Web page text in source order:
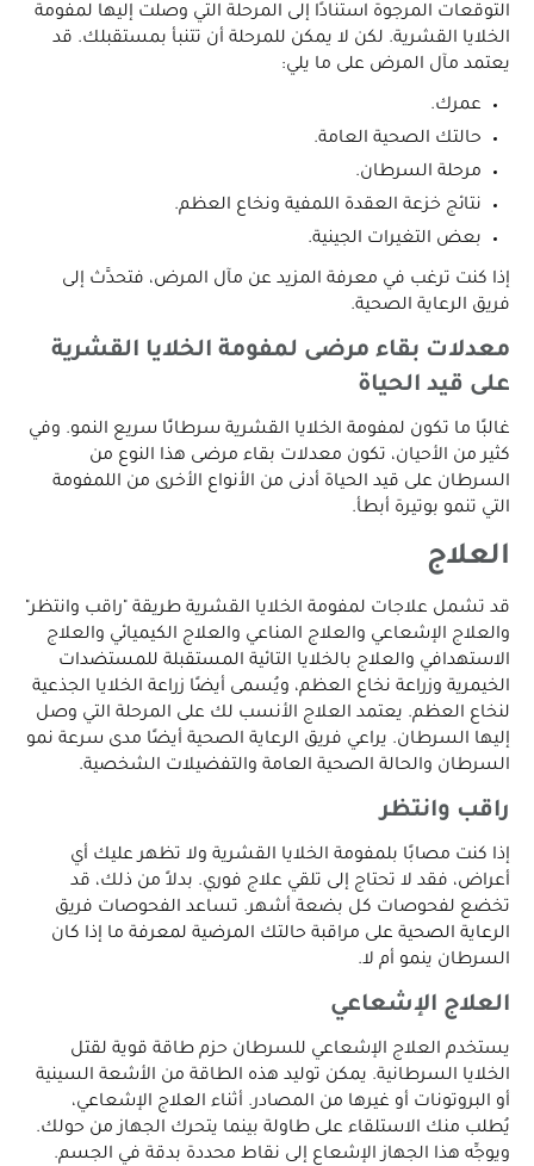
التوقعات المرجوة استنادًا إلى المرحلة التي وصلت إليها لمفومة
الخلايا القشرية. لكن لا يمكن للمرحلة أن تتنبأ بمستقبلك. قد
يعتمد مآل المرض على ما يلي:
عمرك.
حالتك الصحية العامة.
مرحلة السرطان.
نتائج خزعة العقدة اللمفية ونخاع العظم.
بعض التغيرات الجينية.
إذا كنت ترغب في معرفة المزيد عن مآل المرض، فتحدَّث إلى
فريق الرعاية الصحية.
معدلات بقاء مرضى لمفومة الخلايا القشرية
على قيد الحياة
غالبًا ما تكون لمفومة الخلايا القشرية سرطانًا سريع النمو. وفي
كثير من الأحيان، تكون معدلات بقاء مرضى هذا النوع من
السرطان على قيد الحياة أدنى من الأنواع الأخرى من اللمفومة
التي تنمو بوتيرة أبطأ.
العلاج
قد تشمل علاجات لمفومة الخلايا القشرية طريقة "راقب وانتظر"
والعلاج الإشعاعي والعلاج المناعي والعلاج الكيميائي والعلاج
الاستهدافي والعلاج بالخلايا التائية المستقبلة للمستضدات
الخيمرية وزراعة نخاع العظم، ويُسمى أيضًا زراعة الخلايا الجذعية
لنخاع العظم. يعتمد العلاج الأنسب لك على المرحلة التي وصل
إليها السرطان. يراعي فريق الرعاية الصحية أيضًا مدى سرعة نمو
السرطان والحالة الصحية العامة والتفضيلات الشخصية.
راقب وانتظر
إذا كنت مصابًا بلمفومة الخلايا القشرية ولا تظهر عليك أي
أعراض، فقد لا تحتاج إلى تلقي علاج فوري. بدلاً من ذلك، قد
تخضع لفحوصات كل بضعة أشهر. تساعد الفحوصات فريق
الرعاية الصحية على مراقبة حالتك المرضية لمعرفة ما إذا كان
السرطان ينمو أم لا.
العلاج الإشعاعي
يستخدم العلاج الإشعاعي للسرطان حزم طاقة قوية لقتل
الخلايا السرطانية. يمكن توليد هذه الطاقة من الأشعة السينية
أو البروتونات أو غيرها من المصادر. أثناء العلاج الإشعاعي،
يُطلب منك الاستلقاء على طاولة بينما يتحرك الجهاز من حولك.
ويوجِّه هذا الجهاز الإشعاع إلى نقاط محددة بدقة في الجسم.